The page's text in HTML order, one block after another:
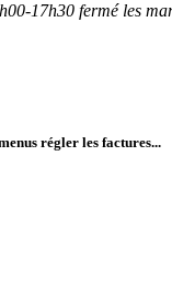
17h30 fermé les
régler les factures...